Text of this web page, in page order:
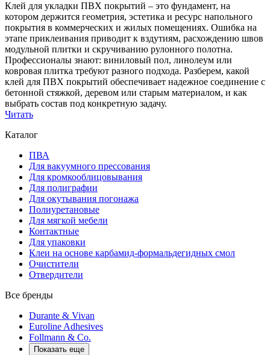
Клей для укладки ПВХ покрытий – это фундамент, на
котором держится геометрия, эстетика и ресурс напольного
покрытия в коммерческих и жилых помещениях. Ошибка на
этапе приклеивания приводит к вздутиям, расхождению швов
модульной плитки и скручиванию рулонного полотна.
Профессионалы знают: виниловый пол, линолеум или
ковровая плитка требуют разного подхода. Разберем, какой
клей для ПВХ покрытий обеспечивает надежное соединение с
бетонной стяжкой, деревом или старым материалом, и как
выбрать состав под конкретную задачу.
Читать
Каталог
ПВА
Для вакуумного прессования
Для кромкооблицовывания
Для полиграфии
Для окутывания погонажа
Полиуретановые
Для мягкой мебели
Контактные
Для упаковки
Клеи на основе карбамид-формальдегидных смол
Очистители
Отвердители
Все бренды
Durante & Vivan
Euroline Adhesives
Follmann & Co.
Показать еще